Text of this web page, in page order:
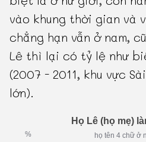
vào khung thời gian và
chẳng hạn vẫn ở nam,
Lê thì lại có tỷ lệ như
(2007 - 2011, khu vực
lớn).